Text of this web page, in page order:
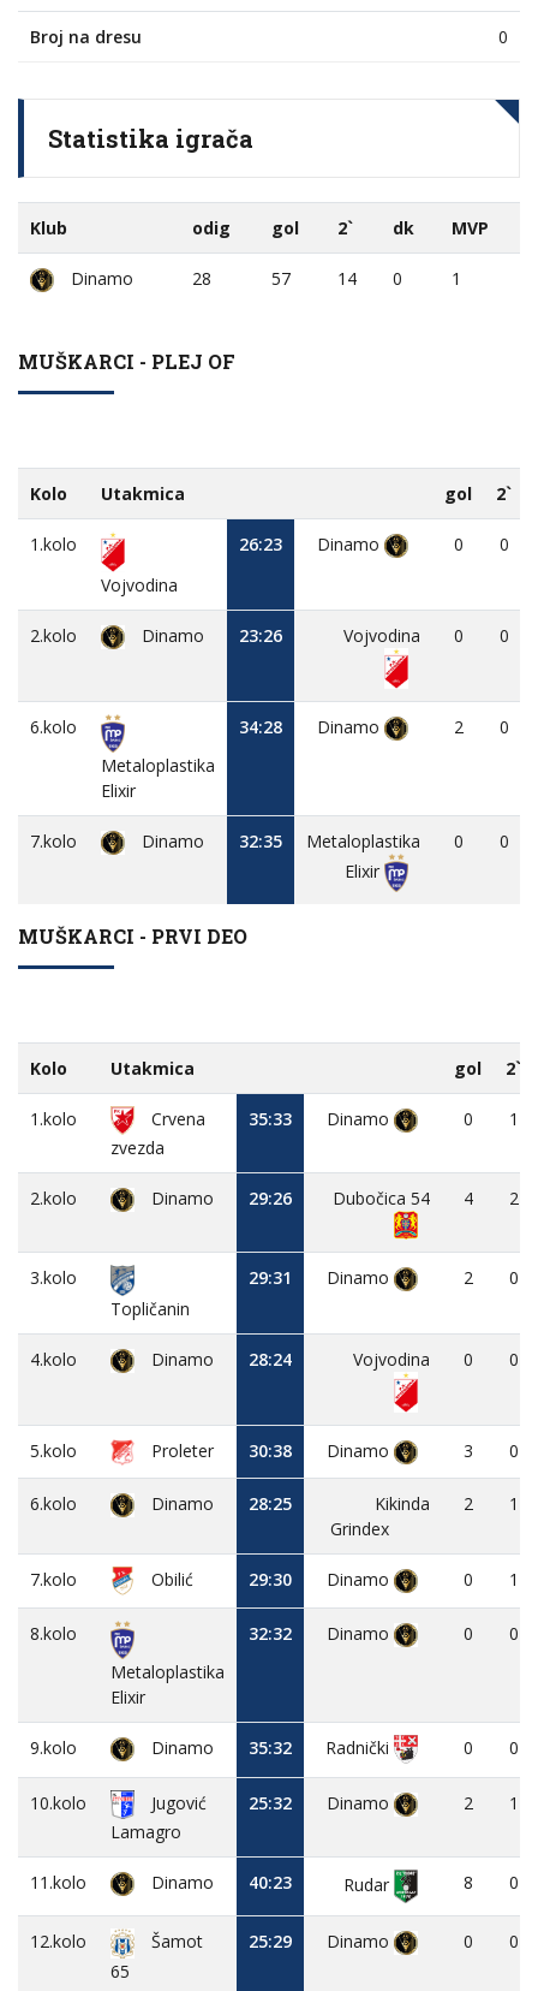
Broj na dresu 0
Statistika igrača
Klub odig gol 2` dk MVP
Dinamo 28 57 14 0 1
MUŠKARCI - PLEJ OF
Kolo Utakmica gol 2`
1.kolo
Vojvodina
26:23 Dinamo 0 0
2.kolo Dinamo 23:26 Vojvodina 0 0
6.kolo
Metaloplastika
Elixir
34:28 Dinamo 2 0
7.kolo Dinamo 32:35
Metaloplastika
Elixir
0 0
MUŠKARCI - PRVI DEO
Kolo Utakmica gol 2`
1.kolo
Crvena
zvezda
35:33 Dinamo 0 1
2.kolo Dinamo 29:26 Dubočica 54 4 2
3.kolo
Topličanin
29:31 Dinamo 2 0
4.kolo Dinamo 28:24 Vojvodina 0 0
5.kolo Proleter 30:38 Dinamo 3 0
6.kolo Dinamo 28:25
Kikinda
Grindex
2 1
7.kolo Obilić 29:30 Dinamo 0 1
8.kolo
Metaloplastika
Elixir
32:32 Dinamo 0 0
9.kolo Dinamo 35:32 Radnički 0 0
10.kolo
Jugović
Lamagro
25:32 Dinamo 2 1
11.kolo Dinamo 40:23 Rudar 8 0
12.kolo
Šamot
65
25:29 Dinamo 0 0